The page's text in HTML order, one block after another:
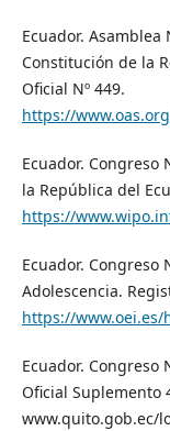
Ecuador. Asamblea
Constitución de la
Oficial Nº 449.
https://
Ecuador. Congreso
la República del
https://
Ecuador. Congreso
Adolescencia.
https://
Ecuador. Congreso
Oficial Suplemento
www.quito.gob.ec/